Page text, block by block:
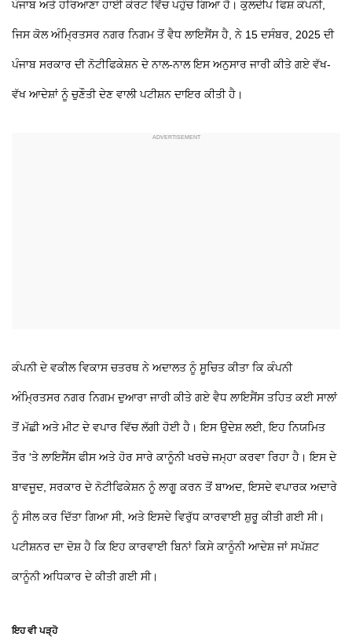
ਪੰਜਾਬ ਅਤੇ ਹਰਿਆਣਾ ਹਾਈ ਕੋਰਟ ਵਿੱਚ ਪਹੁੰਚ ਗਿਆ ਹੈ। ਕੁਲਦੀਪ ਫਿਸ਼ ਕੰਪਨੀ,
ਜਿਸ ਕੋਲ ਅੰਮ੍ਰਿਤਸਰ ਨਗਰ ਨਿਗਮ ਤੋਂ ਵੈਧ ਲਾਇਸੈਂਸ ਹੈ, ਨੇ 15 ਦਸੰਬਰ, 2025 ਦੀ
ਪੰਜਾਬ ਸਰਕਾਰ ਦੀ ਨੋਟੀਫਿਕੇਸ਼ਨ ਦੇ ਨਾਲ-ਨਾਲ ਇਸ ਅਨੁਸਾਰ ਜਾਰੀ ਕੀਤੇ ਗਏ ਵੱਖ-
ਵੱਖ ਆਦੇਸ਼ਾਂ ਨੂੰ ਚੁਣੌਤੀ ਦੇਣ ਵਾਲੀ ਪਟੀਸ਼ਨ ਦਾਇਰ ਕੀਤੀ ਹੈ।
ਕੰਪਨੀ ਦੇ ਵਕੀਲ ਵਿਕਾਸ ਚਤਰਥ ਨੇ ਅਦਾਲਤ ਨੂੰ ਸੂਚਿਤ ਕੀਤਾ ਕਿ ਕੰਪਨੀ
ਅੰਮ੍ਰਿਤਸਰ ਨਗਰ ਨਿਗਮ ਦੁਆਰਾ ਜਾਰੀ ਕੀਤੇ ਗਏ ਵੈਧ ਲਾਇਸੈਂਸ ਤਹਿਤ ਕਈ ਸਾਲਾਂ
ਤੋਂ ਮੱਛੀ ਅਤੇ ਮੀਟ ਦੇ ਵਪਾਰ ਵਿੱਚ ਲੱਗੀ ਹੋਈ ਹੈ। ਇਸ ਉਦੇਸ਼ ਲਈ, ਇਹ ਨਿਯਮਿਤ
ਤੌਰ 'ਤੇ ਲਾਇਸੈਂਸ ਫੀਸ ਅਤੇ ਹੋਰ ਸਾਰੇ ਕਾਨੂੰਨੀ ਖਰਚੇ ਜਮ੍ਹਾ ਕਰਵਾ ਰਿਹਾ ਹੈ। ਇਸ ਦੇ
ਬਾਵਜੂਦ, ਸਰਕਾਰ ਦੇ ਨੋਟੀਫਿਕੇਸ਼ਨ ਨੂੰ ਲਾਗੂ ਕਰਨ ਤੋਂ ਬਾਅਦ, ਇਸਦੇ ਵਪਾਰਕ ਅਦਾਰੇ
ਨੂੰ ਸੀਲ ਕਰ ਦਿੱਤਾ ਗਿਆ ਸੀ, ਅਤੇ ਇਸਦੇ ਵਿਰੁੱਧ ਕਾਰਵਾਈ ਸ਼ੁਰੂ ਕੀਤੀ ਗਈ ਸੀ।
ਪਟੀਸ਼ਨਰ ਦਾ ਦੋਸ਼ ਹੈ ਕਿ ਇਹ ਕਾਰਵਾਈ ਬਿਨਾਂ ਕਿਸੇ ਕਾਨੂੰਨੀ ਆਦੇਸ਼ ਜਾਂ ਸਪੱਸ਼ਟ
ਕਾਨੂੰਨੀ ਅਧਿਕਾਰ ਦੇ ਕੀਤੀ ਗਈ ਸੀ।
ਇਹ ਵੀ ਪੜ੍ਹੋ